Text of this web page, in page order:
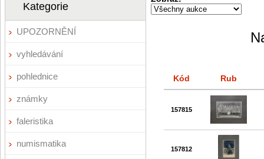
Kategorie
UPOZORNĚNÍ
vyhledávání
pohlednice
známky
faleristika
numismatika
Kód Rub
157815
157812